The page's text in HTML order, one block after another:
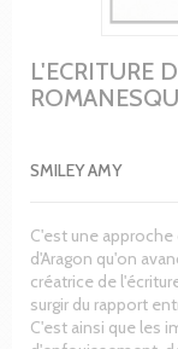
L'ECRITURE
SMILEY AMY
C'est une
d'Aragon qu'on
créatrice de
surgir du rapport
C'est ainsi que les